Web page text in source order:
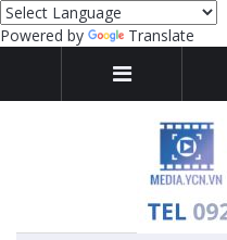
Powered by Translate